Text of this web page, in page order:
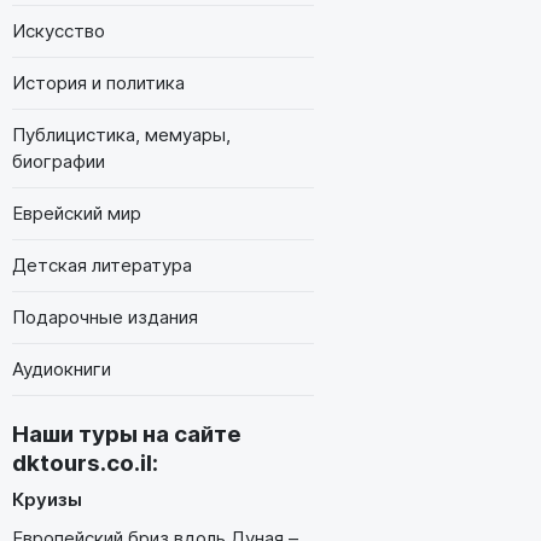
Искусство
История и политика
Публицистика, мемуары,
биографии
Еврейский мир
Детская литература
Подарочные издания
Аудиокниги
Наши туры на сайте
dktours.co.il:
Круизы